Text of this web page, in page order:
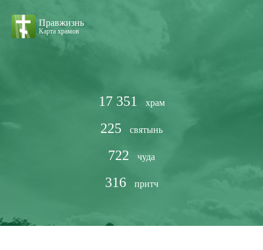
Правжизнь
Карта храмов
17 351 храм
225 святынь
722 чуда
316 притч